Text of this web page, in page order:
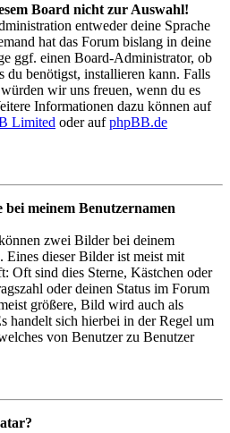
Board nicht zur Auswahl!
entweder deine Sprache
hat das Forum bislang in deine
ggf. einen Board-Administrator, ob
du benötigst, installieren kann. Falls
wir uns freuen, wenn du es
Informationen dazu können auf
Limited oder aufphpBB.de
meinem Benutzernamen
zwei Bilder bei deinem
Eines dieser Bilder ist meist mit
Oft sind dies Sterne, Kästchen oder
oder deinen Status im Forum
größere, Bild wird auch als
handelt sich hierbei in der Regel um
von Benutzer zu Benutzer